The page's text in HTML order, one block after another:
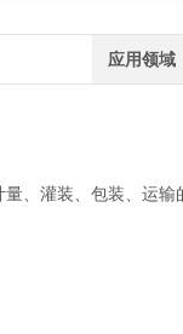
应用领域
、灌装、包装、运